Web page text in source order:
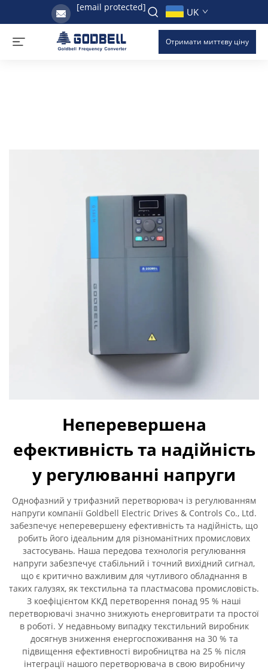
[email protected] UK
Отримати миттєву ціну
Неперевершена
ефективність та надійність
у регулюванні напруги
Однофазний у трифазний перетворювач із регулюванням
напруги компанії Goldbell Electric Drives & Controls Co., Ltd.
забезпечує неперевершену ефективність та надійність, що
робить його ідеальним для різноманітних промислових
застосувань. Наша передова технологія регулювання
напруги забезпечує стабільний і точний вихідний сигнал,
що є критично важливим для чутливого обладнання в
таких галузях, як текстильна та пластмасова промисловість.
З коефіцієнтом ККД перетворення понад 95 % наші
перетворювачі значно знижують енерговитрати та простої
в роботі. У недавньому випадку текстильний виробник
досягнув зниження енергоспоживання на 30 % та
підвищення ефективності виробництва на 25 % після
інтеграції нашого перетворювача в свою виробничу